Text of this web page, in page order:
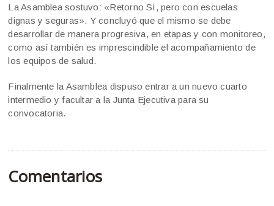
La Asamblea sostuvo: «Retorno Sí, pero con escuelas
dignas y seguras». Y concluyó que el mismo se debe
desarrollar de manera progresiva, en etapas y con monitoreo,
como así también es imprescindible el acompañamiento de
los equipos de salud.
Finalmente la Asamblea dispuso entrar a un nuevo cuarto
intermedio y facultar a la Junta Ejecutiva para su
convocatoria.
Comentarios